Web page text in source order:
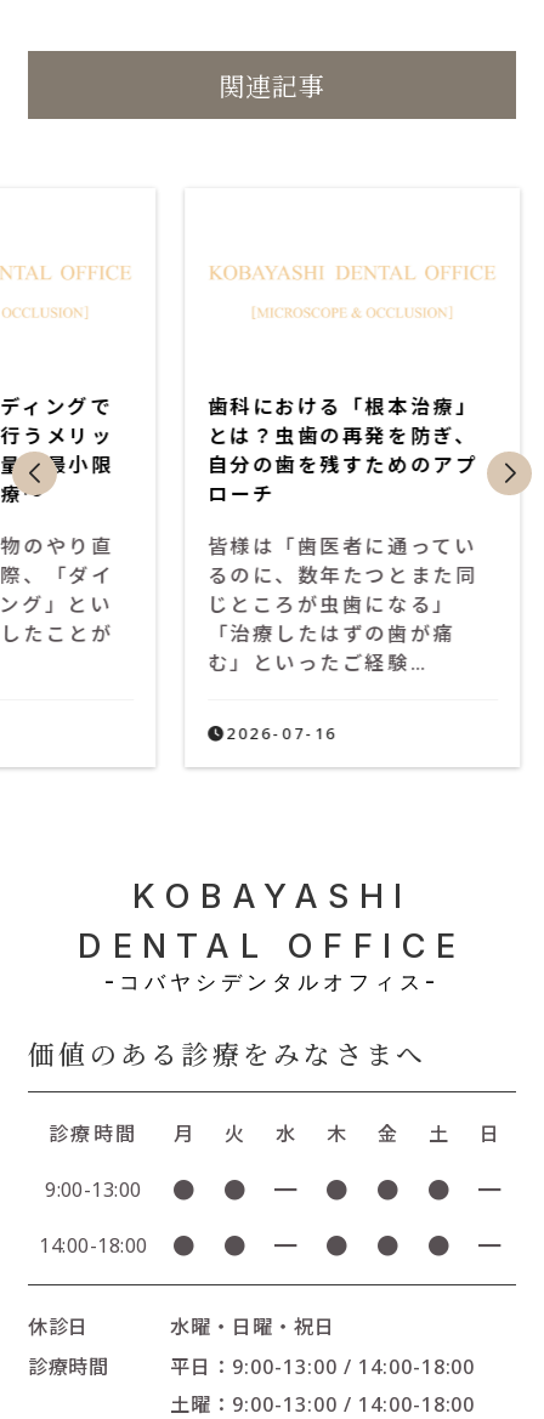
関連記事
で
ッ
限
直
イ
い
が
ッ
歯科における「根本治療」
とは？虫歯の再発を防ぎ、
自分の歯を残すためのアプ
皆様は「歯医者に通ってい
るのに、数年たつとまた同
じところが虫歯になる」
「治療したはずの歯が痛
む」といったご経験…
2026-07-16
ク
ボ
択肢
KOBAYASHI
DENTAL OFFICE
-コバヤシデンタルオフィス-
価値のある診療をみなさまへ
診療時間 月 火 水 木 金 土 日
9:00-13:00 ● ● ━ ● ● ● ━
14:00-18:00 ● ● ━ ● ● ● ━
休診日
水曜・日曜・祝日
診療時間
平日：9:00-13:00 / 14:00-18:00
土曜：9:00-13:00 / 14:00-18:00